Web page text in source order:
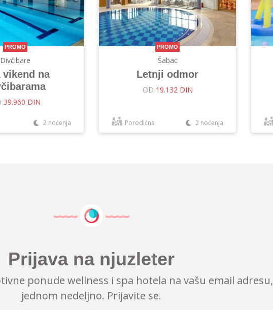
PROMO
Divčibare
vikend na
39.960 DIN
2 noćenja
PROMO
Šabac
Letnji odmor
OD 19.132 DIN
Porodična 2 noćenja
Prijava na njuzleter
ponude wellness i spa hotela na vašu email adresu,
jednom nedeljno. Prijavite se.